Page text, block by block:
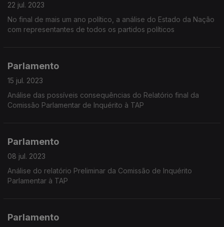
22 jul. 2023
No final de mais um ano político, a análise do Estado da Nação
com representantes de todos os partidos políticos
Parlamento
15 jul. 2023
Análise das possíveis consequências do Relatório final da
Comissão Parlamentar de Inquérito à TAP
Parlamento
08 jul. 2023
Análise do relatório Preliminar da Comissão de Inquérito
Parlamentar à TAP
Parlamento